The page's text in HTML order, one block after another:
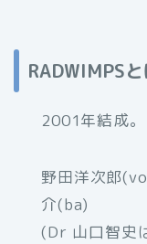
RADWIMPSと
2001年結成。
野田洋次郎
介(ba)
(Dr 山口智史